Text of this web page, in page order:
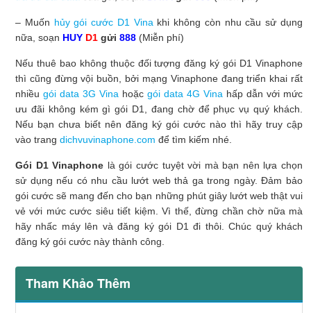
– Muốn hủy gói cước D1 Vina khi không còn nhu cầu sử dụng
nữa, soạn HUY D1 gửi 888 (Miễn phí)
Nếu thuê bao không thuộc đối tượng đăng ký gói D1 Vinaphone
thì cũng đừng vội buồn, bởi mạng Vinaphone đang triển khai rất
nhiều gói data 3G Vina hoặc gói data 4G Vina hấp dẫn với mức
ưu đãi không kém gì gói D1, đang chờ để phục vụ quý khách.
Nếu bạn chưa biết nên đăng ký gói cước nào thì hãy truy cập
vào trang dichvuvinaphone.com để tìm kiếm nhé.
Gói D1 Vinaphone là gói cước tuyệt vời mà bạn nên lựa chọn
sử dụng nếu có nhu cầu lướt web thả ga trong ngày. Đảm bảo
gói cước sẽ mang đến cho bạn những phút giây lướt web thật vui
vẻ với mức cước siêu tiết kiệm. Vì thế, đừng chần chờ nữa mà
hãy nhấc máy lên và đăng ký gói D1 đi thôi. Chúc quý khách
đăng ký gói cước này thành công.
Tham Khảo Thêm